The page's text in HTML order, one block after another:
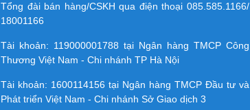
Tổng đài bán hàng/CSKH qua điện thoại 085.585.1166/
18001166
Tài khoản: 119000001788 tại Ngân hàng TMCP Công
Thương Việt Nam - Chi nhánh TP Hà Nội
Tài khoản: 1600114156 tại Ngân hàng TMCP Ðầu tư và
Phát triển Việt Nam - Chi nhánh Sở Giao dịch 3